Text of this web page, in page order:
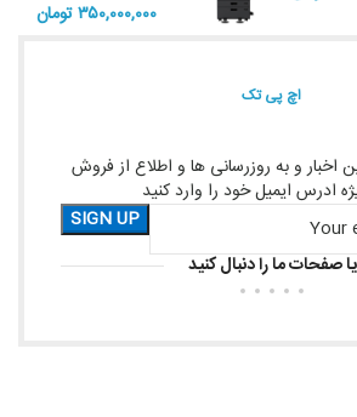
۳۵۰,۰۰۰,۰۰۰تومان
اچ پی تک
اخبار و به روزرسانی ها و اطلاع از فروش
ادرس ایمیل خود را وارد کنید
یا صفحات ما را دنبال کنید